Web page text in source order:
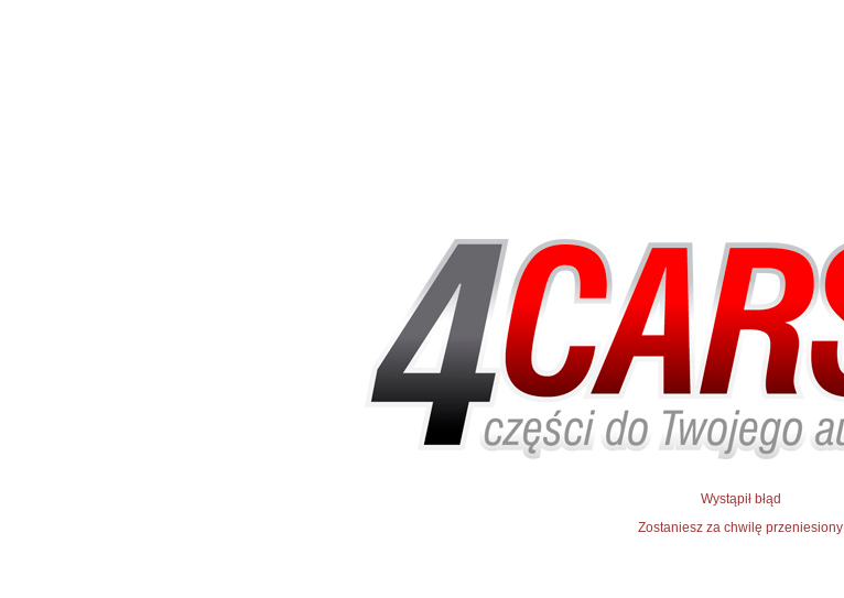
Wystąpił błąd
Zostaniesz za chwilę przeniesiony